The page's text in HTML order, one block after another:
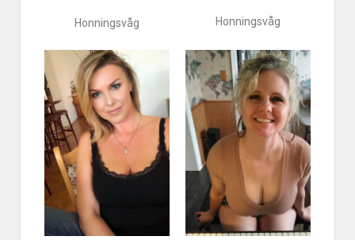
Honningsvåg Honningsvåg